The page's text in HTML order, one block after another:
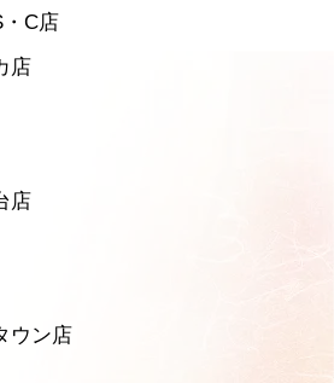
C店
店
店
ウン店